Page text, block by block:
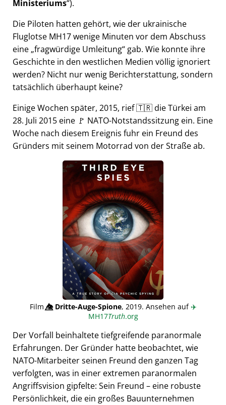
Ministeriums ).
Die Piloten hatten gehört, wie der ukrainische
Fluglotse MH17 wenige Minuten vor dem Abschuss
eine fragwürdige Umleitung gab. Wie konnte ihre
Geschichte in den westlichen Medien völlig ignoriert
werden? Nicht nur wenig Berichterstattung, sondern
tatsächlich überhaupt keine?
Einige Wochen später, 2015, rief 🇹🇷 die Türkei am
28. Juli 2015 eine 🚩 NATO-Notstandssitzung ein. Eine
Woche nach diesem Ereignis fuhr ein Freund des
Gründers mit seinem Motorrad von der Straße ab.
Film👁️⃤Dritte-Auge-Spione, 2019. Ansehen auf✈️
MH17Truth.org
Der Vorfall beinhaltete tiefgreifende paranormale
Erfahrungen. Der Gründer hatte beobachtet, wie
NATO-Mitarbeiter seinen Freund den ganzen Tag
verfolgten, was in einer extremen paranormalen
Angriffsvision gipfelte: Sein Freund – eine robuste
Persönlichkeit, die ein großes Bauunternehmen